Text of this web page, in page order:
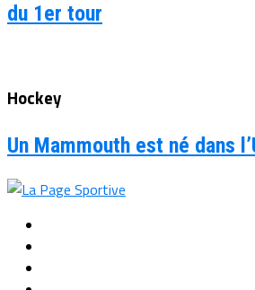
du 1er tour
Hockey
Un Mammouth est né dans